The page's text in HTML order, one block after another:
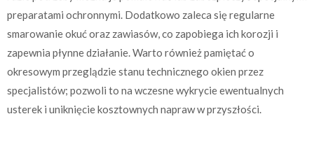
preparatami ochronnymi. Dodatkowo zaleca się regularne
smarowanie okuć oraz zawiasów, co zapobiega ich korozji i
zapewnia płynne działanie. Warto również pamiętać o
okresowym przeglądzie stanu technicznego okien przez
specjalistów; pozwoli to na wczesne wykrycie ewentualnych
usterek i uniknięcie kosztownych napraw w przyszłości.